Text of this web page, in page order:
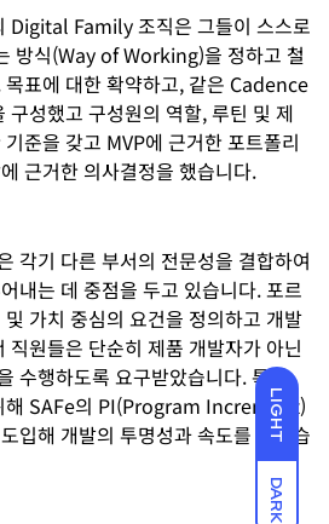
LIGHT
DARK
Digital Family 조직은 그들이 스스로
방식(Way of Working)을 정하고 철
표에 대한 확약하고, 같은 Cadence
구성했고 구성원의 역할, 루틴 및 제
준을 갖고 MVP에 근거한 포트폴리
근거한 의사결정을 했습니다.
각기 다른 부서의 전문성을 결합하여
내는 데 중점을 두고 있습니다. 포르
가치 중심의 요건을 정의하고 개발
직원들은 단순히 제품 개발자가 아닌
수행하도록 요구받았습니다. 특히,
해 SAFe의 PI(Program Increment)
입해 개발의 투명성과 속도를 높였습